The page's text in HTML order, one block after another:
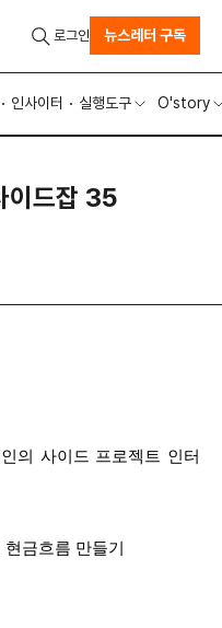
인사이터 실행도구 O'story
로그인 뉴스레터 구독
이드잡 35
인의 사이드 프로젝트 인터
금흐름 만들기